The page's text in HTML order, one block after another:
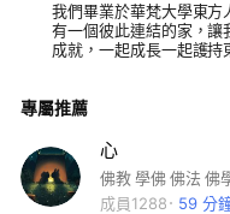
我們畢業於華梵大學東方
有一個彼此連結的家，
成就，一起成長一起護持
專屬推薦
心
成員1288
59 分